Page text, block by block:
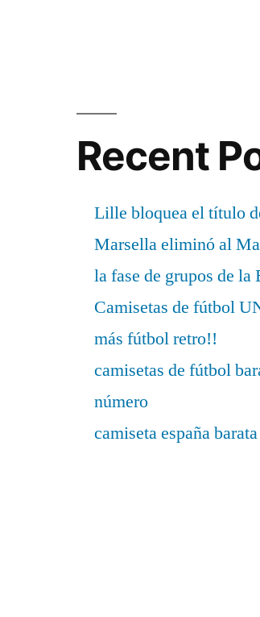
Recent
Lille bloquea el título
Marsella eliminó al
la fase de grupos de la
Camisetas de fútbol
más fútbol retro!!
camisetas de fútbol
número
camiseta españa barata